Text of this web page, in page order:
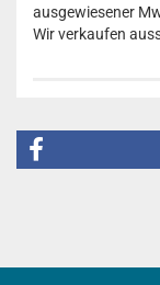
ausgewiesener
Wir verkaufen